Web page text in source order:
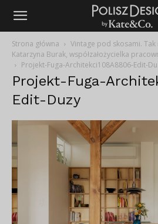
Strona główna
Vintage pod skosami.
Katarzyna Burak, współzałożycielka
Projekt-Fuga-Architekci108A8806-Edit-
Projekt-Fuga-
Edit-Duzy